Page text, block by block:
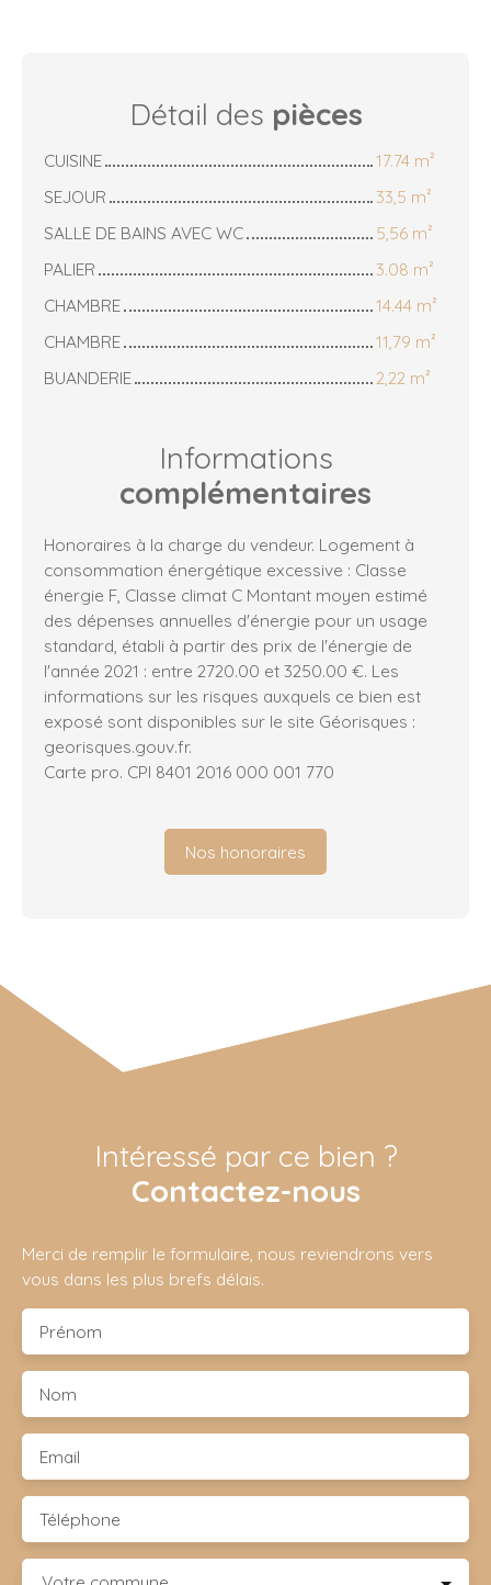
Détail des pièces
CUISINE
17.74 m²
SEJOUR
33,5 m²
SALLE DE BAINS AVEC WC
5,56 m²
PALIER
3.08 m²
CHAMBRE
14.44 m²
CHAMBRE
11,79 m²
BUANDERIE
2,22 m²
Informations
complémentaires
Honoraires à la charge du vendeur. Logement à
consommation énergétique excessive : Classe
énergie F, Classe climat C Montant moyen estimé
des dépenses annuelles d'énergie pour un usage
standard, établi à partir des prix de l'énergie de
l'année 2021 : entre 2720.00 et 3250.00 €. Les
informations sur les risques auxquels ce bien est
exposé sont disponibles sur le site Géorisques :
georisques.gouv.fr.
Carte pro. CPI 8401 2016 000 001 770
Nos honoraires
Intéressé par ce bien ?
Contactez-nous
Merci de remplir le formulaire, nous reviendrons vers
vous dans les plus brefs délais.
Prénom
Nom
Email
Téléphone